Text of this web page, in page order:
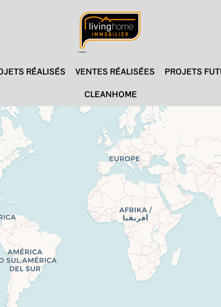
RÉALISÉS VENTES RÉALISÉES PROJETS
CLEANHOME